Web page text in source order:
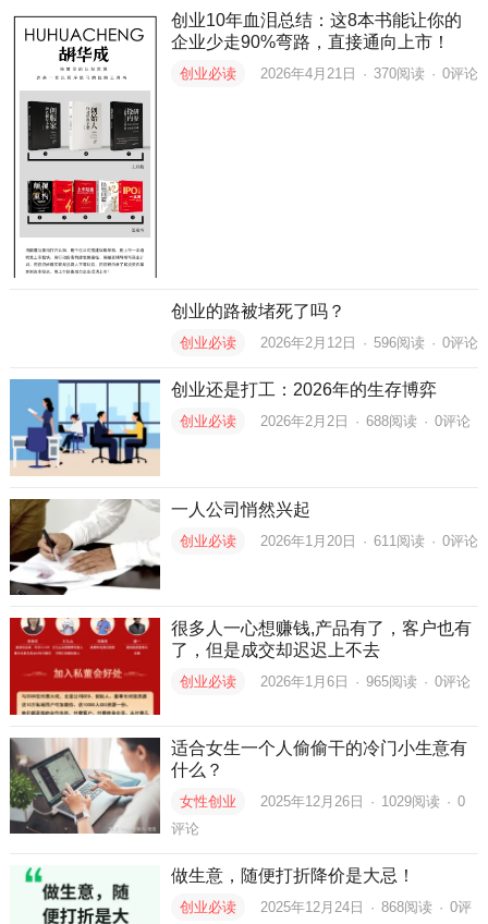
创业10年血泪总结：这8本书能让你的
企业少走90%弯路，直接通向上市！
创业必读 2026年4月21日 · 370阅读 · 0评论
创业的路被堵死了吗？
创业必读 2026年2月12日 · 596阅读 · 0评论
创业还是打工：2026年的生存博弈
创业必读 2026年2月2日 · 688阅读 · 0评论
一人公司悄然兴起
创业必读 2026年1月20日 · 611 阅读 · 0评论
很多人一心想赚钱,产品有了，客户也有
了，但是成交却迟迟上不去
创业必读 2026年1月6日 · 965阅读 · 0评论
适合女生一个人偷偷干的冷门小生意有
什么？
女性创业 2025年12月26日 · 1029阅读 · 0
评论
做生意，随便打折降价是大忌！
创业必读 2025年12月24日 · 868阅读 · 0评